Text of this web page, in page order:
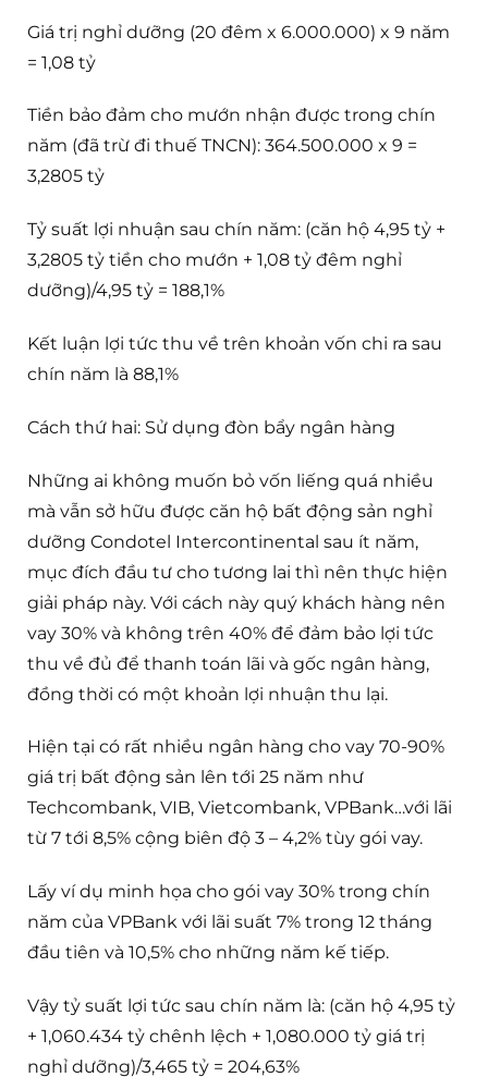
Giá trị nghỉ dưỡng (20 đêm x 6.000.000) x 9 năm
= 1,08 tỷ
Tiền bảo đảm cho mướn nhận được trong chín
năm (đã trừ đi thuế TNCN): 364.500.000 x 9 =
3,2805 tỷ
Tỷ suất lợi nhuận sau chín năm: (căn hộ 4,95 tỷ +
3,2805 tỷ tiền cho mướn + 1,08 tỷ đêm nghỉ
dưỡng)/4,95 tỷ = 188,1%
Kết luận lợi tức thu về trên khoản vốn chi ra sau
chín năm là 88,1%
Cách thứ hai: Sử dụng đòn bẩy ngân hàng
Những ai không muốn bỏ vốn liếng quá nhiều
mà vẫn sở hữu được căn hộ bất động sản nghỉ
dưỡng Condotel Intercontinental sau ít năm,
mục đích đầu tư cho tương lai thì nên thực hiện
giải pháp này. Với cách này quý khách hàng nên
vay 30% và không trên 40% để đảm bảo lợi tức
thu về đủ để thanh toán lãi và gốc ngân hàng,
đồng thời có một khoản lợi nhuận thu lại.
Hiện tại có rất nhiều ngân hàng cho vay 70-90%
giá trị bất động sản lên tới 25 năm như
Techcombank, VIB, Vietcombank, VPBank…với lãi
từ 7 tới 8,5% cộng biên độ 3 – 4,2% tùy gói vay.
Lấy ví dụ minh họa cho gói vay 30% trong chín
năm của VPBank với lãi suất 7% trong 12 tháng
đầu tiên và 10,5% cho những năm kế tiếp.
Vậy tỷ suất lợi tức sau chín năm là: (căn hộ 4,95 tỷ
+ 1,060.434 tỷ chênh lệch + 1,080.000 tỷ giá trị
nghỉ dưỡng)/3,465 tỷ = 204,63%